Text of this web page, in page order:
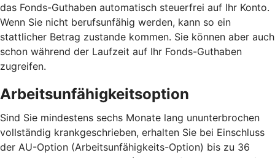
das Fonds-Guthaben automatisch steuerfrei auf Ihr Konto.
Wenn Sie nicht berufsunfähig werden, kann so ein
stattlicher Betrag zustande kommen. Sie können aber auch
schon während der Laufzeit auf Ihr Fonds-Guthaben
zugreifen.
Arbeitsunfähigkeitsoption
Sind Sie mindestens sechs Monate lang ununterbrochen
vollständig krankgeschrieben, erhalten Sie bei Einschluss
der AU-Option (Arbeitsunfähigkeits-Option) bis zu 36